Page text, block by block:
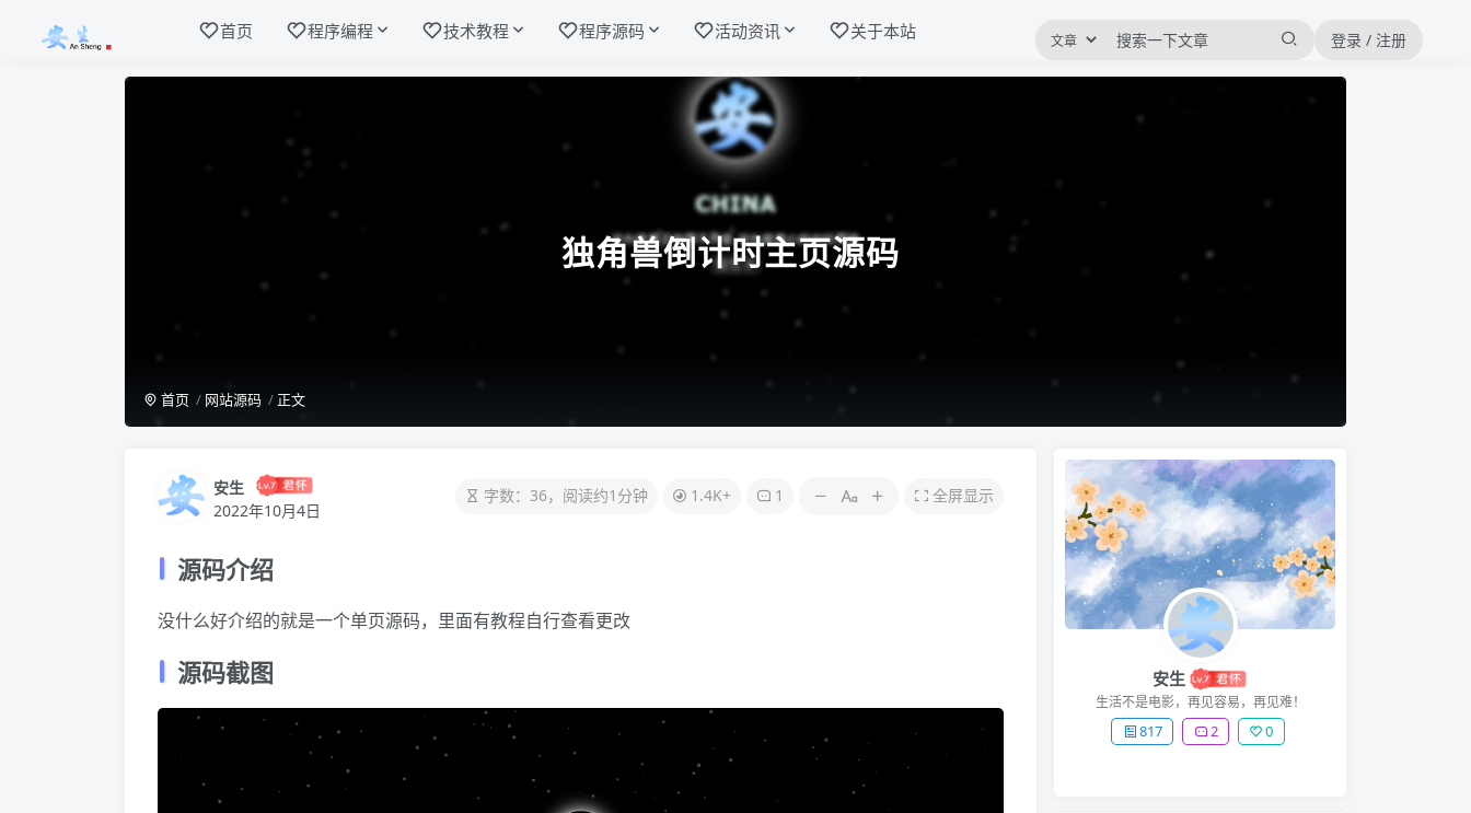
首页 程序编程 技术教程 程序源码 活动资讯 关于本站 登录 / 注册
独角兽倒计时主页源码
首页 网站源码 正文
安生
2022年10月4日
字数：36，阅读约1分钟 1.4K+ 1 全屏显示
源码介绍
没什么好介绍的就是一个单页源码，里面有教程自行查看更改
源码截图 安生
生活不是电影，再见容易，再见难！
817 2 0